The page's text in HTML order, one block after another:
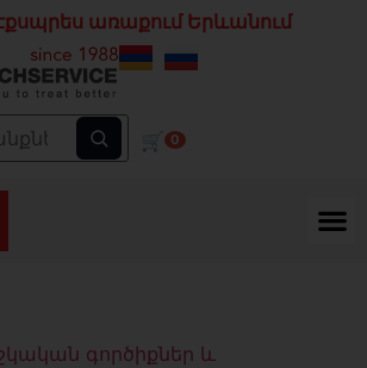
առաքում Երևանում
🛒 0
գործիքներ և